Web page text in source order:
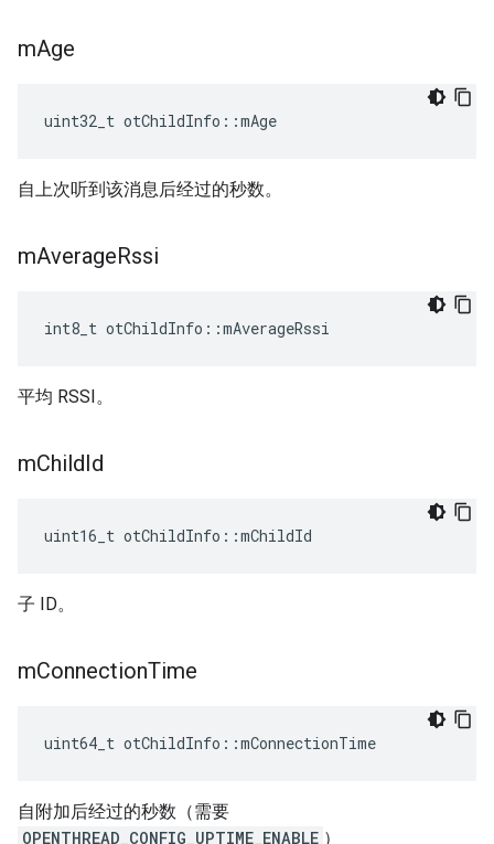
mAge
uint32_t otChildInfo ::mAge
自上次听到该消息后经过的秒数。
mAverageRssi
int8_t otChildInfo ::mAverageRssi
平均 RSSI。
mChildId
uint16_t otChildInfo ::mChildId
子 ID。
mConnectionTime
uint64_t otChildInfo ::mConnectionTime
自附加后经过的秒数（需要
OPENTHREAD_CONFIG_UPTIME_ENABLE ）